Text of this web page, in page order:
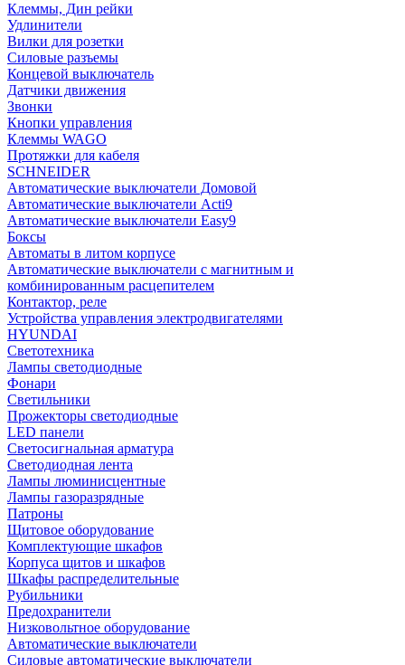
Клеммы, Дин рейки
Удлинители
Вилки для розетки
Силовые разъемы
Концевой выключатель
Датчики движения
Звонки
Кнопки управления
Клеммы WAGO
Протяжки для кабеля
SCHNEIDER
Автоматические выключатели Домовой
Автоматические выключатели Acti9
Автоматические выключатели Easy9
Боксы
Автоматы в литом корпусе
Автоматические выключатели с магнитным и
комбинированным расцепителем
Контактор, реле
Устройства управления электродвигателями
HYUNDAI
Светотехника
Лампы светодиодные
Фонари
Светильники
Прожекторы светодиодные
LED панели
Светосигнальная арматура
Светодиодная лента
Лампы люминисцентные
Лампы газоразрядные
Патроны
Щитовое оборудование
Комплектующие шкафов
Корпуса щитов и шкафов
Шкафы распределительные
Рубильники
Предохранители
Низковольтное оборудование
Автоматические выключатели
Силовые автоматические выключатели